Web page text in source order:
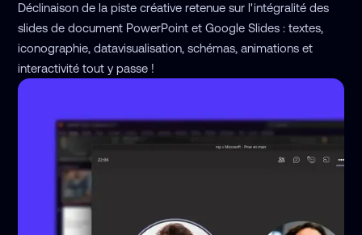
Déclinaison de la piste créative retenue sur l'intégralité des
slides de document PowerPoint et Google Slides : textes,
iconographie, datavisualisation, schémas, animations et
interactivité tout y passe !